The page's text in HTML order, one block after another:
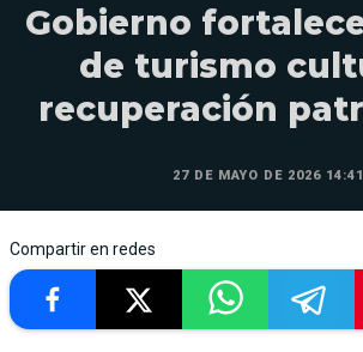
Gobierno
de turismo
recuperación
27 DE MAYO DE 2026 14:41
Compartir en redes